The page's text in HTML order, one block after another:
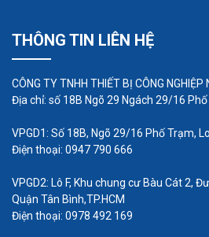
chất trong công nghiệp
tự động
cao cho sản xuất
Có thể chạy ở tốc độ
dàng điều chỉnh, thuận
trình sử dụng
Tính linh hoạt
THÔNG TIN LIÊN HỆ
CÔNG TY TNHH THIẾT BỊ CÔNG
Địa chỉ: số 18B Ngõ 29 Ngách 29/16
VPGD1: Số 18B, Ngõ 29/16 Phố Trạm,
Điện thoại: 0947 790 666
VPGD2: Lô F, Khu chung cư Bàu Cát 2,
Quận Tân Bình,TP.HCM
Điện thoại: 0978 492 169